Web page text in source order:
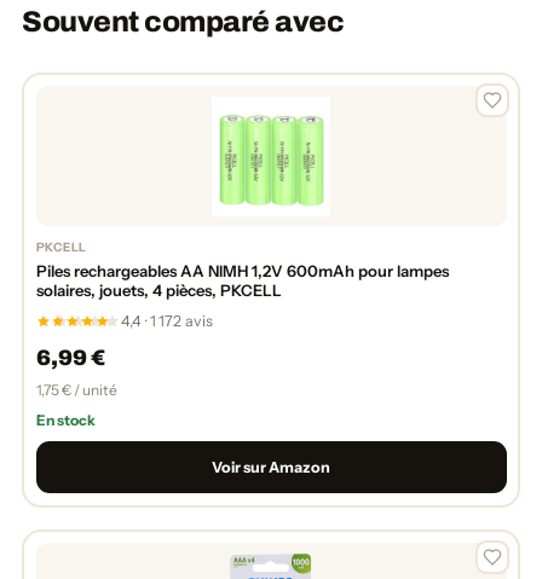
Souvent comparé avec
PKCELL
Piles rechargeables AA NIMH 1,2V 600mAh pour lampes
solaires, jouets, 4 pièces, PKCELL
4,4 · 1 172 avis
6,99 €
1,75 € / unité
En stock
Voir sur Amazon